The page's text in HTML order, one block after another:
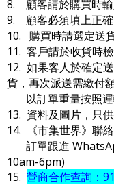
8. 顧客請於購買時輸
9. 顧客必須填上正確
10. 購買時請選定送
11. 客戶請於收貨時
12. 如果客人於確定
貨，再次派送需繳付
以訂單重量按照運
13. 資料及圖片，只供
14. 《市集世界》聯絡
訂單跟進
10am-6pm)
15. 營商合作查詢：